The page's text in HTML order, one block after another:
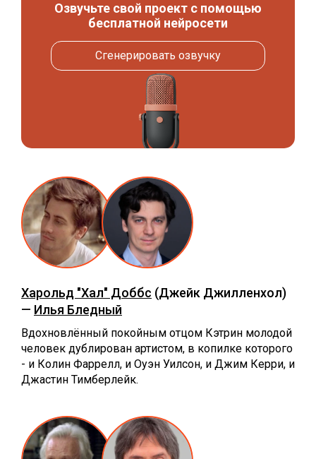
Озвучьте свой проект с помощью
бесплатной нейросети
Сгенерировать озвучку
Харольд "Хал" Доббс (Джейк Джилленхол)
— Илья Бледный
Вдохновлённый покойным отцом Кэтрин молодой
человек дублирован артистом, в копилке которого
- и Колин Фаррелл, и Оуэн Уилсон, и Джим Керри, и
Джастин Тимберлейк.